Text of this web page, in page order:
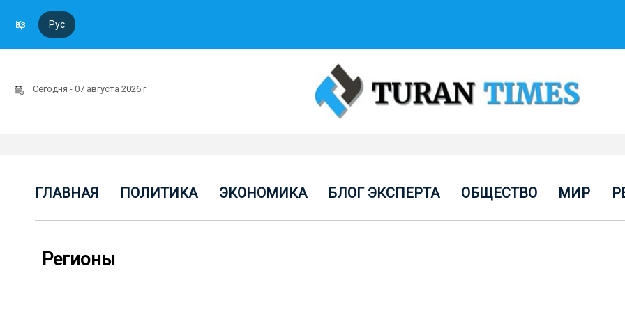
Қаз Рус
Сегодня - 07 августа 2026 г
ГЛАВНАЯ ПОЛИТИКА ЭКОНОМИКА БЛОГ ЭКСПЕРТА ОБЩЕСТВО МИР
Регионы